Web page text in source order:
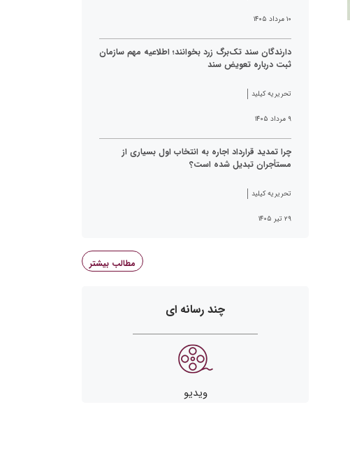
۱۰ مرداد ۱۴۰۵
دارندگان سند تک‌برگ زرد بخوانند؛ اطلاعیه مهم سازمان
ثبت درباره تعویض سند
تحریریه کیلید
۹ مرداد ۱۴۰۵
چرا تمدید قرارداد اجاره به انتخاب اول بسیاری از
مستأجران تبدیل شده است؟
تحریریه کیلید
۲۹ تیر ۱۴۰۵
مطالب بیشتر
چند رسانه ای
ویدیو